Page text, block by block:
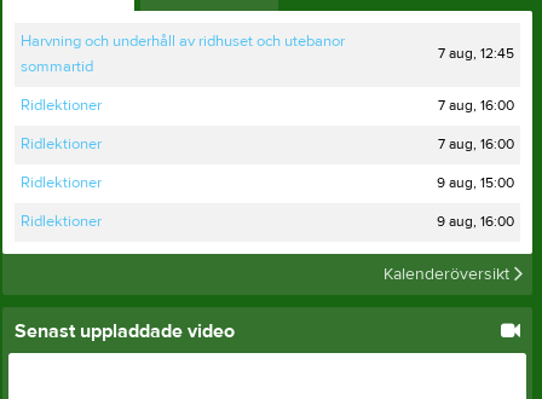
Harvning och underhåll av ridhuset och utebanor
sommartid
7 aug, 12:45
Ridlektioner 7 aug, 16:00
Ridlektioner 7 aug, 16:00
Ridlektioner 9 aug, 15:00
Ridlektioner 9 aug, 16:00
Kalenderöversikt
Senast uppladdade video